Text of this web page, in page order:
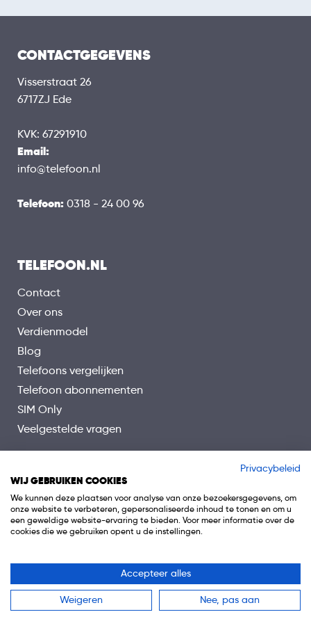
CONTACTGEGEVENS
Visserstraat 26
6717ZJ Ede
KVK: 67291910
Email:
info@telefoon.nl
Telefoon: 0318 - 24 00 96
TELEFOON.NL
Contact
Over ons
Verdienmodel
Blog
Telefoons vergelijken
Telefoon abonnementen
SIM Only
Veelgestelde vragen
© 2026 Telefoon.nl is onderdeel van 0318 Media B.V.
Algemene voorwaarden
Privacy Cookiebeleid Disclaimer
Privacybeleid
WIJ GEBRUIKEN COOKIES
We kunnen deze plaatsen voor analyse van onze bezoekersgegevens, om
onze website te verbeteren, gepersonaliseerde inhoud te tonen en om u
een geweldige website-ervaring te bieden. Voor meer informatie over de
cookies die we gebruiken opent u de instellingen.
Accepteer alles
Weigeren Nee, pas aan